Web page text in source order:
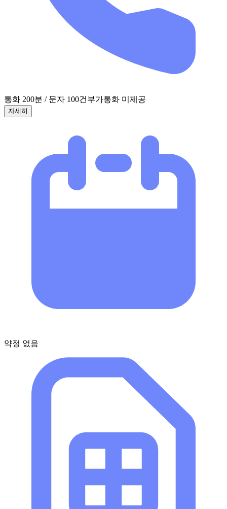
통화 200분 / 문자 100건 부가통화 미제공
자세히
약정 없음